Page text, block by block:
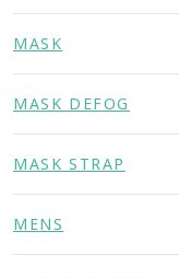
MASK
MASK DEFOG
MASK STRAP
MENS